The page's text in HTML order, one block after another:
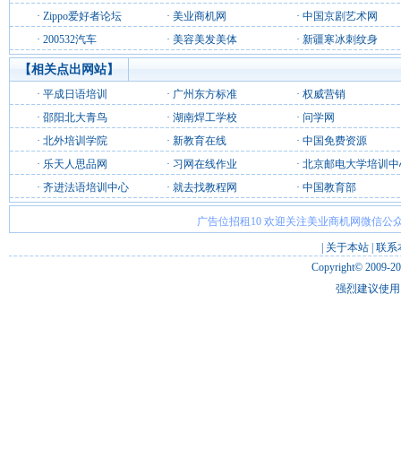
· Zippo爱好者论坛 · 美业商机网 · 中国京剧艺术网
· 200532汽车 · 美容美发美体 · 新疆寒冰刺纹身
【相关点出网站】
· 平成日语培训 · 广州东方标准 · 权威营销
· 邵阳北大青鸟 · 湖南焊工学校 · 问学网
· 北外培训学院 · 新教育在线 · 中国免费资源
· 乐天人思品网 · 习网在线作业 · 北京邮电大学培训
· 齐进法语培训中心 · 就去找教程网 · 中国教育部
广告位招租10 欢迎关注美业商机网微信公
关于本站 联系
Copyright© 2009-
强烈建议使